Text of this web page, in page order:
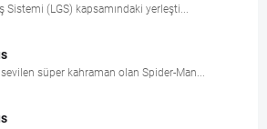
Sistemi (LGS) kapsamındaki yerleşti...
süper kahraman olan Spider-Man...